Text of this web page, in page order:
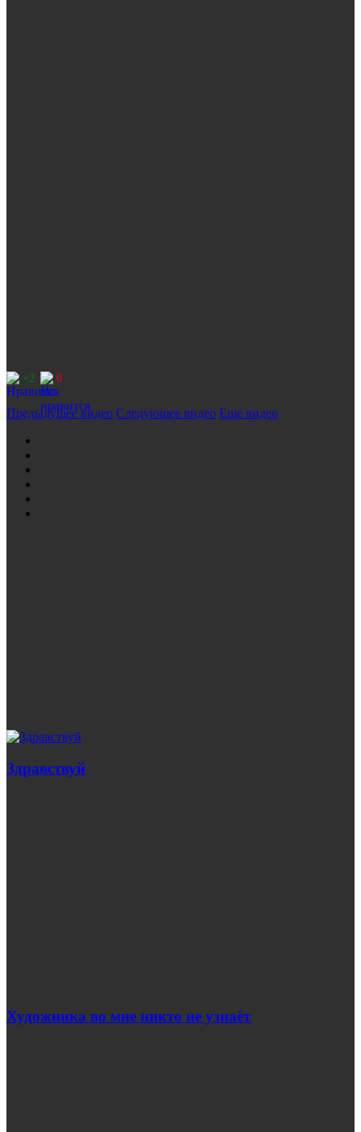
+2 0
Предыдущее видео Следующее видео Еще видео
Здравствуй
Художника во мне никто не узнаёт